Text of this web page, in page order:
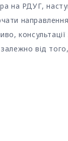
на РДУГ,
від